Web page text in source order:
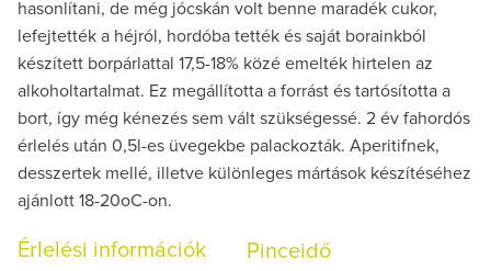
hasonlítani, de még jócskán volt benne maradék cukor,
lefejtették a héjról, hordóba tették és saját borainkból
készített borpárlattal 17,5-18% közé emelték hirtelen az
alkoholtartalmat. Ez megállította a forrást és tartósította a
bort, így még kénezés sem vált szükségessé. 2 év fahordós
érlelés után 0,5l-es üvegekbe palackozták. Aperitifnek,
desszertek mellé, illetve különleges mártások készítéséhez
ajánlott 18-20oC-on.
Érlelési információk Pinceidő